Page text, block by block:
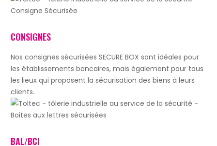
CONSIGNES
Nos consignes sécurisées SECURE BOX sont idéales pour
les établissements bancaires, mais également pour tous
les lieux qui proposent la sécurisation des biens à leurs
clients.
BAL/BCI